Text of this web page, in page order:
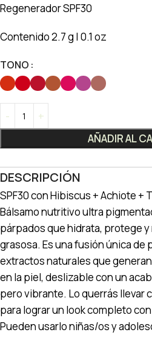
Regenerador SPF30
Contenido 2.7 g | 0.1 oz
TONO
AÑADIR AL
DESCRIPCIÓN
SPF30 con Hibiscus + Achiote +
Bálsamo nutritivo ultra
párpados que hidrata, protege
grasosa. Es una fusión única
extractos naturales que
en la piel, deslizable con un
pero vibrante. Lo querrás llevar
para lograr un look completo
Pueden usarlo niñas/os y